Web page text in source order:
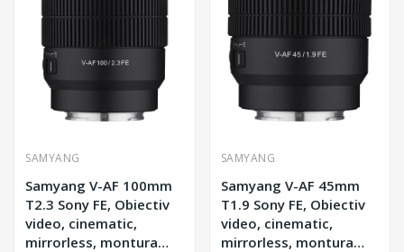
SAMYANG
Samyang V-AF 100mm
T2.3 Sony FE, Obiectiv
video, cinematic,
mirrorless, montura
SAMYANG
Samyang V-AF 45mm
T1.9 Sony FE, Obiectiv
video, cinematic,
mirrorless, montura